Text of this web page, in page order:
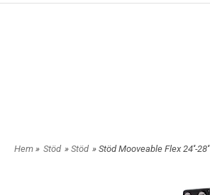
Hem » Stöd » Stöd » Stöd Mooveable Flex 24''-28''